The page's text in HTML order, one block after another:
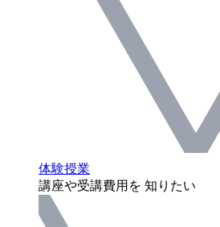
体験授業
講座や受講費用を 知りたい